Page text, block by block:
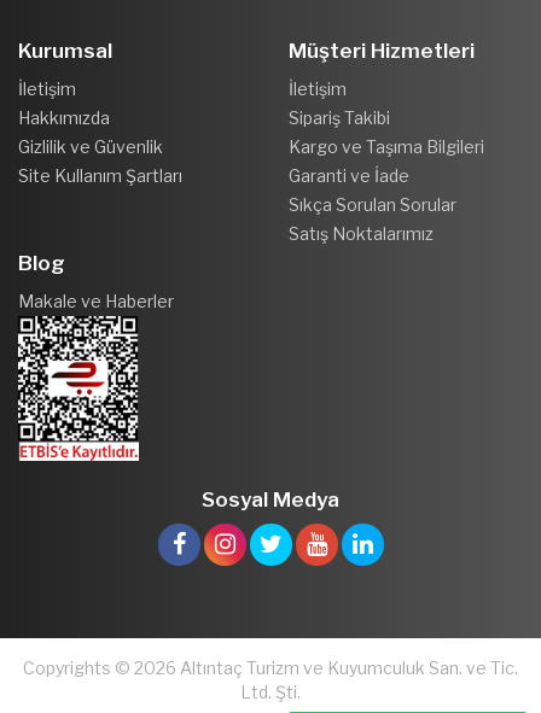
Kurumsal
İletişim
Hakkımızda
Gizlilik ve Güvenlik
Site Kullanım Şartları
Müşteri Hizmetleri
İletişim
Sipariş Takibi
Kargo ve Taşıma Bilgileri
Garanti ve İade
Sıkça Sorulan Sorular
Satış Noktalarımız
Blog
Makale ve Haberler
Sosyal Medya
Copyrights © 2026 Altıntaç Turizm ve Kuyumculuk San. ve Tic.
Ltd. Şti.